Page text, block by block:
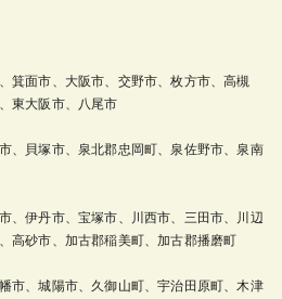
箕面市、大阪市、交野市、枚方市、高槻
東大阪市、八尾市
、貝塚市、泉北郡忠岡町、泉佐野市、泉南
、伊丹市、宝塚市、川西市、三田市、川辺
高砂市、加古郡稲美町、加古郡播磨町
市、城陽市、久御山町、宇治田原町、木津